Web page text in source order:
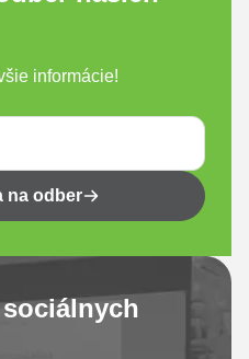
informácie!
na odber